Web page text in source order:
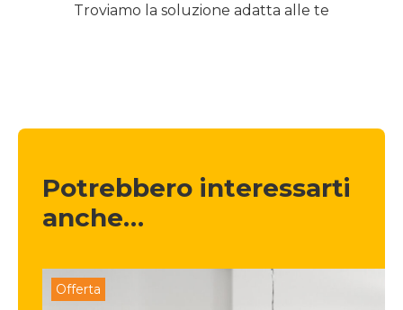
Troviamo la soluzione adatta alle te
Potrebbero interessarti
anche…
Offerta